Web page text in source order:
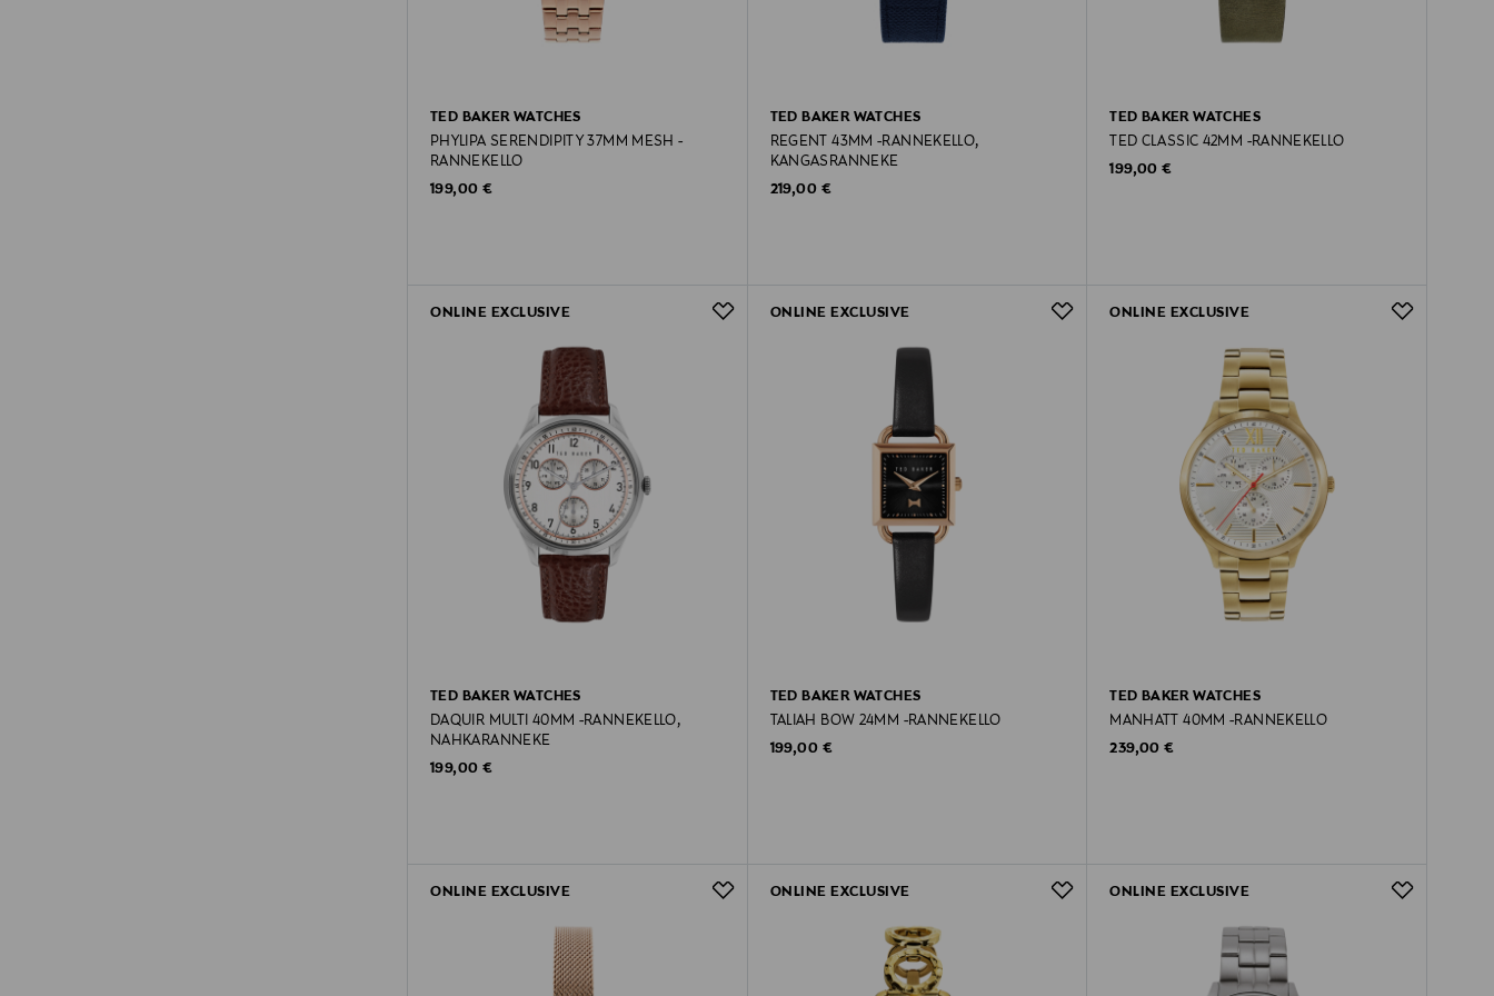
TED BAKER WATCHES
PHYLIPA SERENDIPITY 37MM MESH -
RANNEKELLO
Original Price
199,00 €
TED BAKER WATCHES
REGENT 43MM -RANNEKELLO,
KANGASRANNEKE
Original Price
219,00 €
TED BAKER WATCHES
TED CLASSIC 42MM -RANNEKELLO
Original Price
199,00 €
ONLINE EXCLUSIVE
TED BAKER WATCHES
DAQUIR MULTI 40MM -RANNEKELLO,
NAHKARANNEKE
Original Price
199,00 €
ONLINE EXCLUSIVE
TED BAKER WATCHES
TALIAH BOW 24MM -RANNEKELLO
Original Price
199,00 €
ONLINE EXCLUSIVE
TED BAKER WATCHES
MANHATT 40MM -RANNEKELLO
Original Price
239,00 €
ONLINE EXCLUSIVE ONLINE EXCLUSIVE ONLINE EXCLUSIVE